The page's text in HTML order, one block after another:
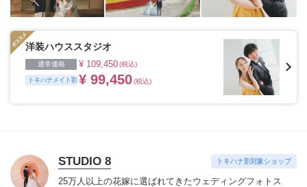
洋装ハウススタジオ
通常価格 ¥ 109,450(税込)
トキハナメイト割 ¥ 99,450(税込)
STUDIO 8 トキハナ割対象ショップ
25万人以上の花嫁に選ばれてきたウェディングフォトス